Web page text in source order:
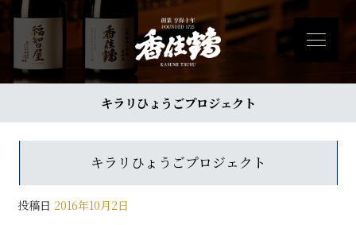
キラリひょうごプロジェクト
キラリひょうごプロジェクト
投稿日 2016年10月2日